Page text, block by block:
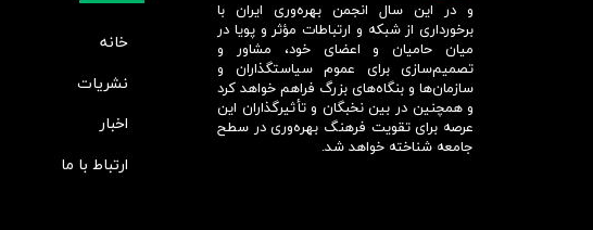
خانه
نشریات
اخبار
ارتباط با ما
و در این سال انجمن بهره‌وری ایران با
برخورداری از شبکه و ارتباطات مؤثر و پویا در
میان حامیان و اعضای خود، مشاور و
تصمیم‌سازی برای عموم سیاستگذاران و
سازمان‌ها و بنگاه‌های بزرگ فراهم خواهد کرد
و همچنین در بین نخبگان و تأثیرگذاران این
عرصه برای تقویت فرهنگ بهره‌وری در سطح
جامعه شناخته خواهد شد.​​​​​​​